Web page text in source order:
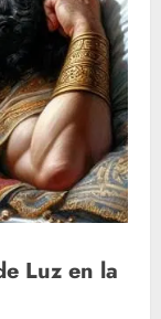
Luz en la